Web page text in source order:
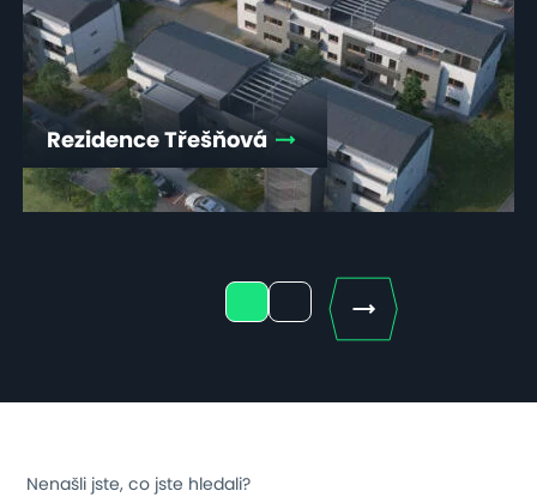
Rezidence Třešňová
Next
Nenašli jste, co jste hledali?